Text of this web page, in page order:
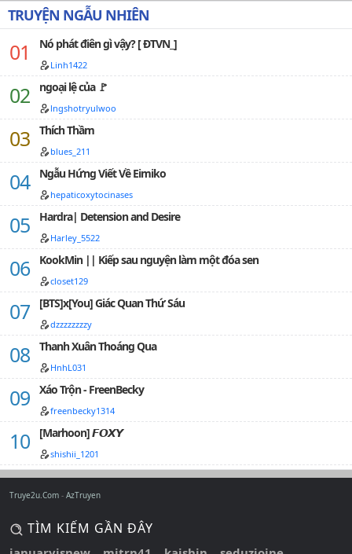
TRUYỆN NGẪU NHIÊN
Nó phát điên gì vậy? [ ĐTVN_]
Linh1422
ngoại lệ của 🚩
lngshotryulwoo
Thích Thầm
blues_211
Ngẫu Hứng Viết Về Eimiko
hepaticoxytocinases
Hardra| Detension and Desire
Harley_5522
KookMin || Kiếp sau nguyện làm một đóa sen
closet129
[BTS]x[You] Giác Quan Thứ Sáu
dzzzzzzzzy
Thanh Xuân Thoáng Qua
HnhL031
Xáo Trộn - FreenBecky
freenbecky1314
[Marhoon] 𝙁𝙊𝙓𝙔
shishii_1201
Truye2u.Com AzTruyen
TÌM KIẾM GẦN ĐÂY